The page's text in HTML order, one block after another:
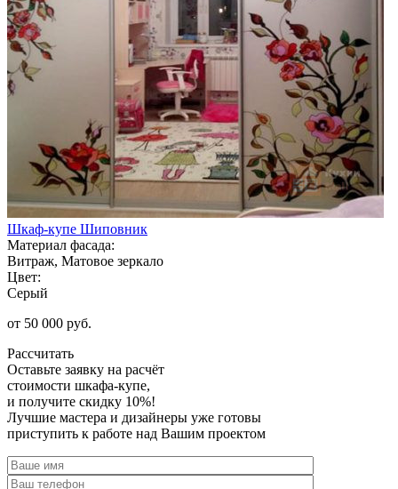
Шкаф-купе Шиповник
Материал фасада:
Витраж, Матовое зеркало
Цвет:
Серый
от 50 000 руб.
Рассчитать
Оставьте заявку на расчёт
стоимости шкафа-купе,
и получите скидку 10%!
Лучшие мастера и дизайнеры уже готовы
приступить к работе над Вашим проектом